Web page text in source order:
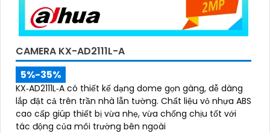
CAMERA KX-AD2111L-A
5%-35%
KX‑AD2111L‑A có thiết kế dạng dome gọn gàng, dễ dàng
lắp đặt cả trên trần nhà lẫn tường. Chất liệu vỏ nhựa ABS
cao cấp giúp thiết bị vừa nhẹ, vừa chống chịu tốt với
tác động của môi trường bên ngoài